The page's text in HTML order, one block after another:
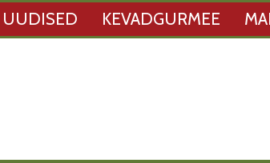
UUDISED KEVADGURMEE